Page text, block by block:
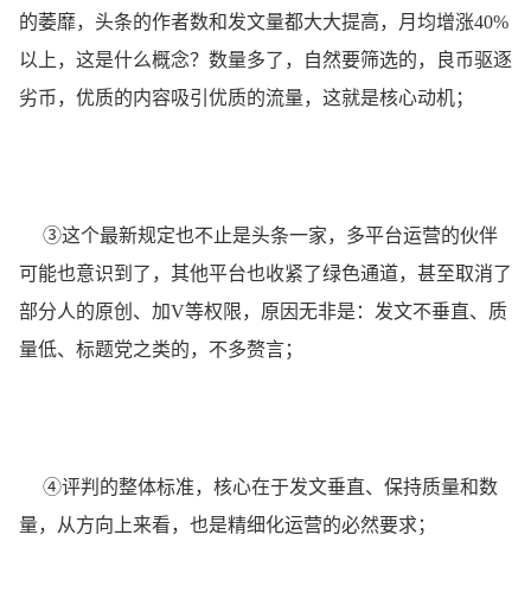
的萎靡，头条的作者数和发文量都大大提高，月均增涨40%
以上，这是什么概念？数量多了，自然要筛选的，良币驱逐
劣币，优质的内容吸引优质的流量，这就是核心动机；
③这个最新规定也不止是头条一家，多平台运营的伙伴
可能也意识到了，其他平台也收紧了绿色通道，甚至取消了
部分人的原创、加V等权限，原因无非是：发文不垂直、质
量低、标题党之类的，不多赘言；
④评判的整体标准，核心在于发文垂直、保持质量和数
量，从方向上来看，也是精细化运营的必然要求；